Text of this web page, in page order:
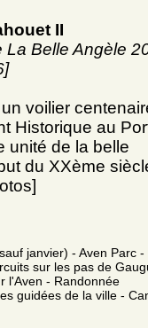
II
La Belle Angèle
voilier
Historique au
unité de la belle
du XXème
janvier) - Aven Parc -
sur les pas de
l'Aven - Randonnée
guidées de la ville -